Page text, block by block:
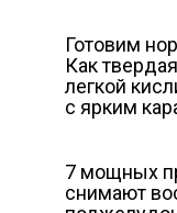
Готовим
Как
легкой
с ярким
7 мощных
снимают